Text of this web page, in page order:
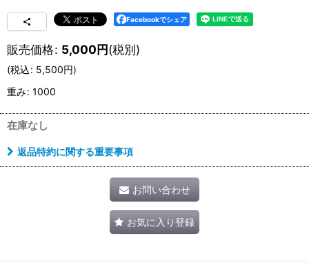
Facebookでシェア
販売価格: 5,000円(税別)
(税込: 5,500円)
重み: 1000
在庫なし
返品特約に関する重要事項
お問い合わせ
お気に入り登録